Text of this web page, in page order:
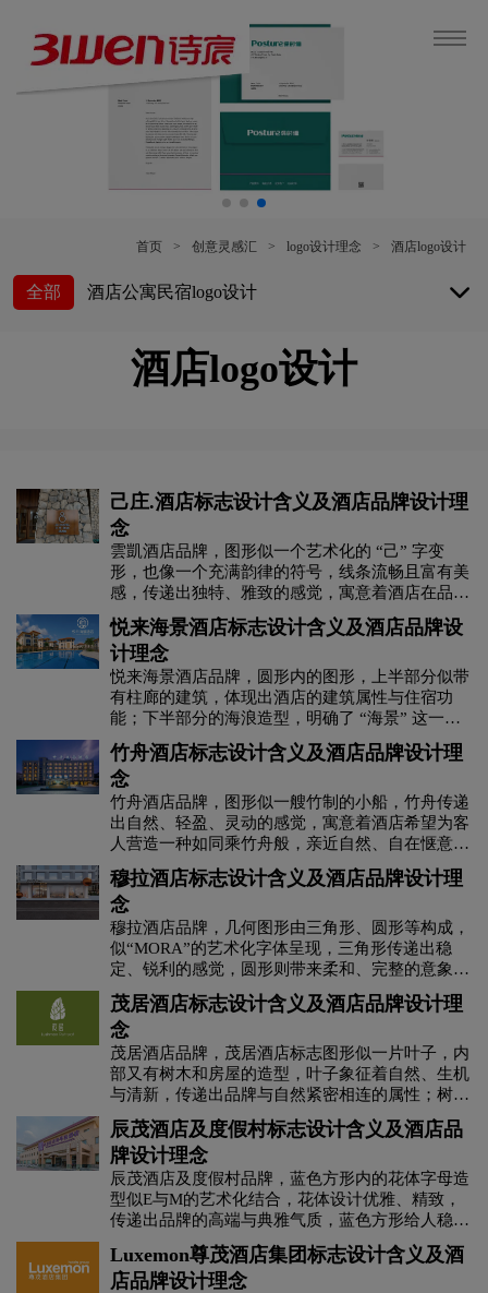
首页 > 创意灵感汇 > logo设计理念 > 酒店logo设计
全部 酒店公寓民宿logo设计
酒店logo设计
己庄.酒店标志设计含义及酒店品牌设计理
念
雲凱酒店品牌，‌‌‌图形似一个艺术化的 “己” 字变
形，也像一个充满韵律的符号，线条流畅且富有美
感，传递出独特、雅致的感觉，寓意着酒店在品牌
形象与空间设计上追求独特与雅致的特质，为客人
打造别具一格的住宿体验。暖棕色系给人温暖、奢
华且复古的感觉，契合高端酒店希望为客人营造的
温馨、奢华且具有独特格调的氛围，体现出 “己庄
酒店” 在品牌形象与住宿体验方面对温暖奢华感与
独特格调的追求，让客人感受到酒店的精致与品
悦来海景酒店标志设计含义及酒店品牌设
计理念
悦来海景酒店品牌，‌‌‌圆形内的图形，上半部分似带
有柱廊的建筑，体现出酒店的建筑属性与住宿功
能；下半部分的海浪造型，明确了 “海景” 这一核
心特色，寓意着酒店依海而建，能为客人提供海景
相关的住宿体验，传递出与海洋、海景紧密相连的
品牌属性。深绿色系象征着自然、宁静与生机，契
合海洋周边环境给人的宁静舒适感，体现出酒店希
望为客人营造的亲近自然、宁静惬意的海景住宿氛
围，让客人感受到海洋的宁静与生机。
竹舟酒店标志设计含义及酒店品牌设计理
念
竹舟酒店品牌，‌‌‌图形似一艘竹制的小船，竹舟传递
出自然、轻盈、灵动的感觉，寓意着酒店希望为客
人营造一种如同乘竹舟般，亲近自然、自在惬意的
住宿体验，体现出与自然相关的品牌属性与对舒适
体验的追求。深绿色系象征着自然、生机与宁静，
契合竹舟所代表的自然意象，体现出酒店希望为客
人营造的亲近自然、宁静舒适的住宿环境，让客人
感受到自然的生机与宁静氛围。图形与手写体风格
的中文结合，既体现出品牌的自然、灵动特质，又
宿体验的酒店品牌的定位与价值。
穆拉酒店标志设计含义及酒店品牌设计理
念
穆拉酒店品牌，‌‌‌几何图形由三角形、圆形等构成，
似“MORA”的艺术化字体呈现，三角形传递出稳
定、锐利的感觉，圆形则带来柔和、完整的意象，
整体造型简洁且富有现代感，寓意着酒店在空间设
计与体验营造上追求现代、简约且兼具稳定与柔和
的特质，为客人打造独特的空间感受。黑色系简
洁、高级且富有质感，契合现代酒店追求的高端、
简约与时尚感，体现出“穆拉酒店”在品牌形象与空
间设计方面对高级质感与现代时尚的追求，让客人
茂居酒店标志设计含义及酒店品牌设计理
念
茂居酒店品牌，‌‌‌茂居酒店标志图形似一片叶子，内
部又有树木和房屋的造型，叶子象征着自然、生机
与清新，传递出品牌与自然紧密相连的属性；树木
和房屋则明确了其“居”的业态，寓意着“茂居”是一
处身处自然之中、充满生机与清新感的居所，为人
们提供亲近自然的住宿体验。绿色象征着自然、生
机与宁静，契合品牌希望为客人营造的亲近自然、
宁静舒适的住宿环境；灰色字体显得简洁、雅致，
增强了品牌的质感与专业性。
辰茂酒店及度假村标志设计含义及酒店品
牌设计理念
辰茂酒店及度假村品牌，‌‌‌蓝色方形内的花体字母造
型似E与M的艺术化结合，花体设计优雅、精致，
传递出品牌的高端与典雅气质，蓝色方形给人稳
重、可靠的感觉，寓意着品牌在酒店及度假村服务
方面的稳重与可靠，以及对高品质、优雅体验的追
求。蓝色象征着专业、信任与宁静，契合酒店及度
Luxemon尊茂酒店集团标志设计含义及酒
店品牌设计理念